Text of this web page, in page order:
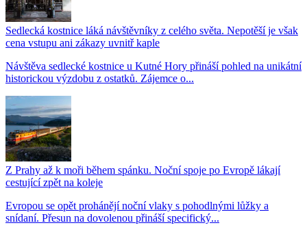
Sedlecká kostnice láká návštěvníky z celého světa. Nepotěší je však
cena vstupu ani zákazy uvnitř kaple
Návštěva sedlecké kostnice u Kutné Hory přináší pohled na unikátní
historickou výzdobu z ostatků. Zájemce o...
Z Prahy až k moři během spánku. Noční spoje po Evropě lákají
cestující zpět na koleje
Evropou se opět prohánějí noční vlaky s pohodlnými lůžky a
snídaní. Přesun na dovolenou přináší specifický...